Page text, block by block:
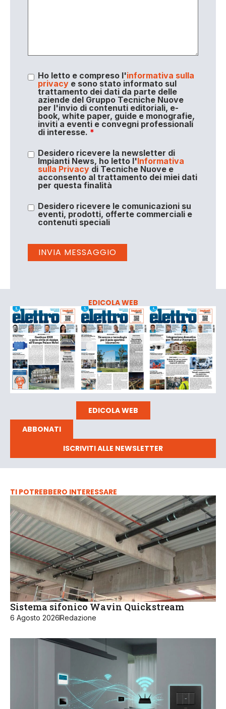
Ho letto e compreso l'informativa sulla
privacye sono stato informato sul
trattamento dei dati da parte delle
aziende del Gruppo Tecniche Nuove
per l'invio di contenuti editoriali, e-
book, white paper, guide e monografie,
inviti a eventi e convegni professionali
di interesse. *
Desidero ricevere la newsletter di
Impianti News, ho letto l'Informativa
sulla Privacydi Tecniche Nuove e
acconsento al trattamento dei miei dati
per questa finalità
Desidero ricevere le comunicazioni su
eventi, prodotti, offerte commerciali e
contenuti speciali
EDICOLA WEB
EDICOLA WEB
ABBONATI
ISCRIVITI ALLE NEWSLETTER
TI POTREBBERO INTERESSARE
Sistema sifonico Wavin Quickstream
6 Agosto 2026Redazione